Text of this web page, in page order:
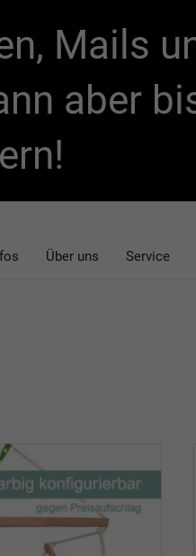
Mails
aber
Über uns Service